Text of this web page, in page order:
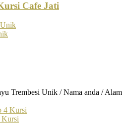
Cafe Jati
Trembesi Unik / Nama anda /
Kursi